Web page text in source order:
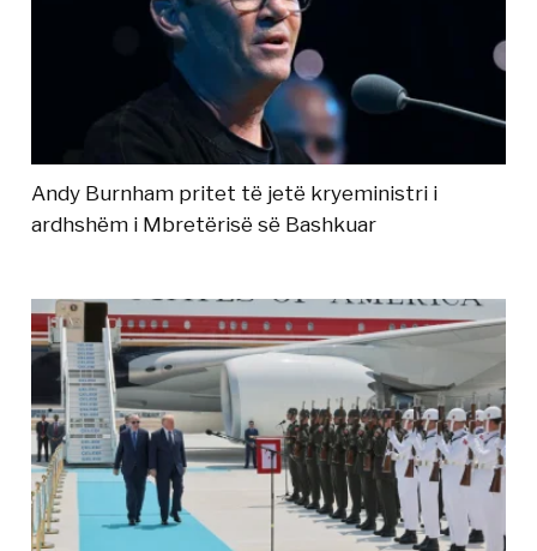
Andy Burnham pritet të jetë kryeministri i
ardhshëm i Mbretërisë së Bashkuar